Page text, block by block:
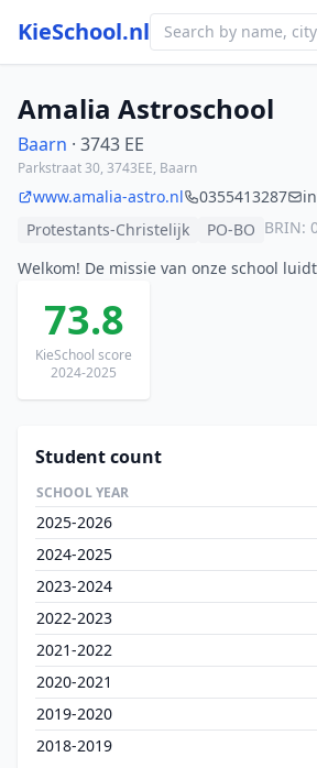
KieSchool.nl
Amalia Astroschool
Baarn · 3743 EE
Parkstraat 30, 3743EE, Baarn
www.amalia-astro.nl 0355413287
Protestants-Christelijk
PO-BO BRIN:
Welkom! De missie van onze school
73.8
KieSchool score
2024-2025
Student count
SCHOOL YEAR
2025-2026
2024-2025
2023-2024
2022-2023
2021-2022
2020-2021
2019-2020
2018-2019